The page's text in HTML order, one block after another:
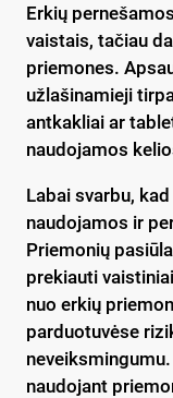
Erkių
vaistais, tačiau
priemones.
užlašinamieji
antkakliai ar
naudojamos
Labai svarbu,
naudojamos ir
Priemonių
prekiauti
nuo erkių
parduotuvėse
naudojant